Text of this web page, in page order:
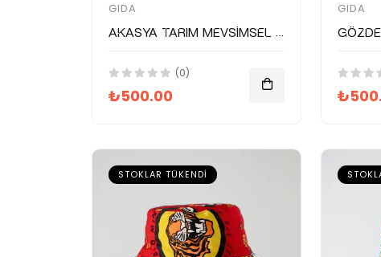
GIDA
Akasya Tarım Mevsimsel Gıda Paketi
(0)
₺500.00
GIDA
STOKLAR TÜKENDI